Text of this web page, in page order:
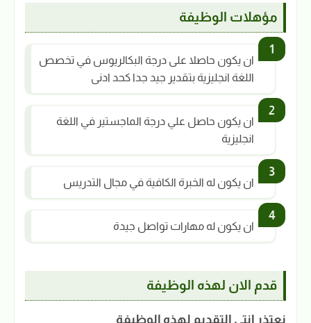
مؤهلات الوظيفة
ان يكون حاصلا على درجة البكالريوس في تخصص
اللغة انجليزية بتقدير جيد جدا كحد ادنى
ان يكون حاصل علي درجة الماجستير في اللغة
انجليزية
ان يكون له الخبرة الكافية في مجال التدريس
ان يكون له مهارات تواصل جيدة
قدم الان لهذه الوظيفة
نعتذر انتى التقديم لهذه الوظيفة